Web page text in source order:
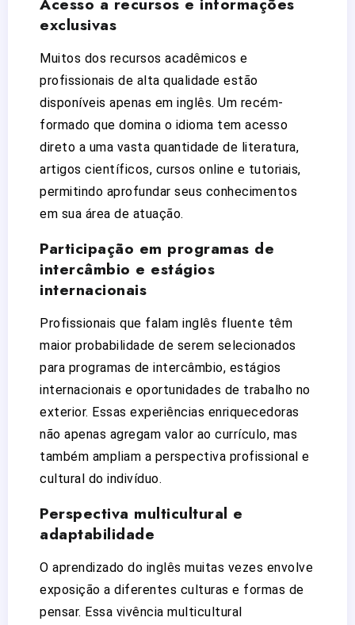
exclusivas
Muitos dos recursos acadêmicos e
profissionais de alta qualidade estão
disponíveis apenas em inglês. Um recém-
formado que domina o idioma tem acesso
direto a uma vasta quantidade de literatura,
artigos científicos, cursos online e tutoriais,
permitindo aprofundar seus conhecimentos
em sua área de atuação.
Participação em programas de
intercâmbio e estágios
internacionais
Profissionais que falam inglês fluente têm
maior probabilidade de serem selecionados
para programas de intercâmbio, estágios
internacionais e oportunidades de trabalho no
exterior. Essas experiências enriquecedoras
não apenas agregam valor ao currículo, mas
também ampliam a perspectiva profissional e
cultural do indivíduo.
Perspectiva multicultural e
adaptabilidade
O aprendizado do inglês muitas vezes envolve
exposição a diferentes culturas e formas de
pensar. Essa vivência multicultural